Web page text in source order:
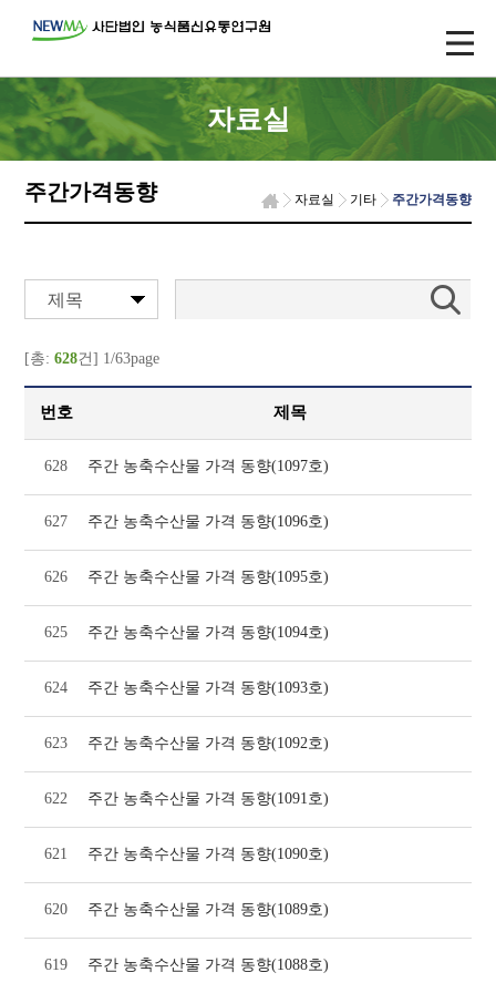
자료실
주간가격동향 자료실 기타 주간가격동향
제목
[총:628건] 1/63page
번호 제목
628 주간 농축수산물 가격 동향(1097호)
627 주간 농축수산물 가격 동향(1096호)
626 주간 농축수산물 가격 동향(1095호)
625 주간 농축수산물 가격 동향(1094호)
624 주간 농축수산물 가격 동향(1093호)
623 주간 농축수산물 가격 동향(1092호)
622 주간 농축수산물 가격 동향(1091호)
621 주간 농축수산물 가격 동향(1090호)
620 주간 농축수산물 가격 동향(1089호)
619 주간 농축수산물 가격 동향(1088호)